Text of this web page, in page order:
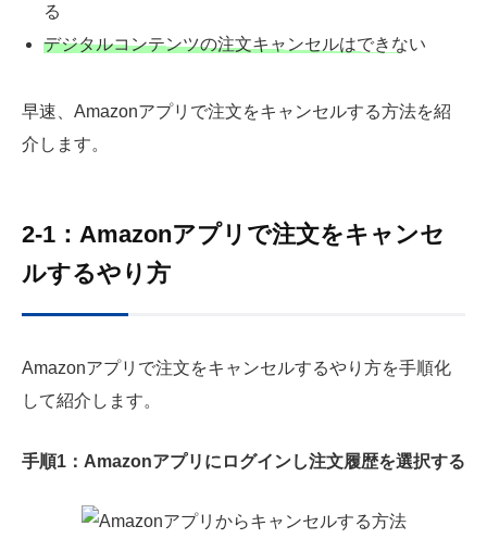
る
デジタルコンテンツの注文キャンセルはできない
早速、Amazonアプリで注文をキャンセルする方法を紹
介します。
2-1：Amazonアプリで注文をキャンセ
ルするやり方
Amazonアプリで注文をキャンセルするやり方を手順化
して紹介します。
手順1：Amazonアプリにログインし注文履歴を選択する